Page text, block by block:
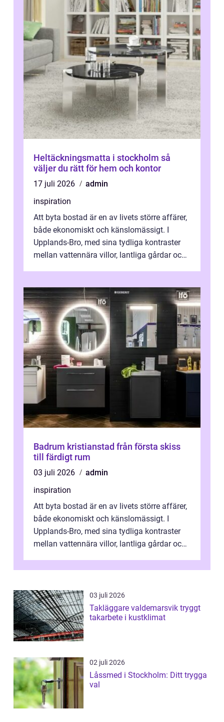
Heltäckningsmatta i stockholm så
väljer du rätt för hem och kontor
17 juli 2026
admin
inspiration
Att byta bostad är en av livets större affärer,
både ekonomiskt och känslomässigt. I
Upplands-Bro, med sina tydliga kontraster
mellan vattennära villor, lantliga gårdar och
Badrum kristianstad från första skiss
till färdigt rum
03 juli 2026
admin
inspiration
Att byta bostad är en av livets större affärer,
både ekonomiskt och känslomässigt. I
Upplands-Bro, med sina tydliga kontraster
mellan vattennära villor, lantliga gårdar och
03 juli 2026
Takläggare valdemarsvik tryggt
takarbete i kustklimat
02 juli 2026
Låssmed i Stockholm: Ditt trygga
val